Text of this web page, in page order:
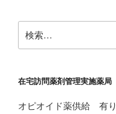
索:
在宅訪問薬剤管理実施薬局
オピオイド薬供給 有り